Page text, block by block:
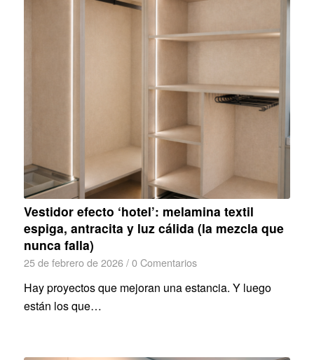
Vestidor efecto ‘hotel’: melamina textil
espiga, antracita y luz cálida (la mezcla que
nunca falla)
25 de febrero de 2026 / 0 Comentarios
Hay proyectos que mejoran una estancia. Y luego
están los que…